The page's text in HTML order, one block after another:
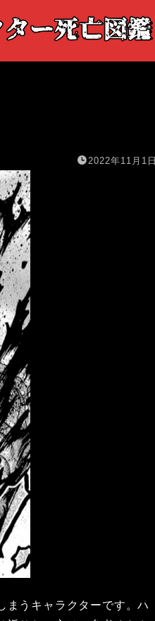
2022年11月1日
まうキャラクターです。ハ